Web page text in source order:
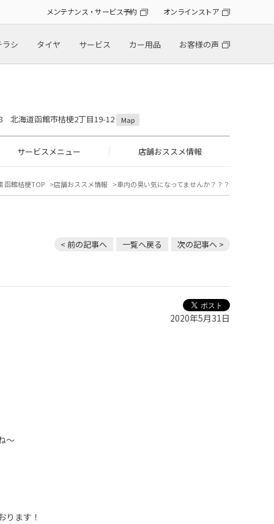
メンテナンス・サービス予約 オンラインストア
シ タイヤ サービス カー用品 お客様の声
北海道函館市桔梗2丁目19-12 Map
サービスメニュー 店舗おススメ情報
函館桔梗TOP 店舗おススメ情報 車内の臭い気になってませんか？？？
< 前の記事へ 一覧へ戻る 次の記事へ >
2020年5月31日
～
ります！